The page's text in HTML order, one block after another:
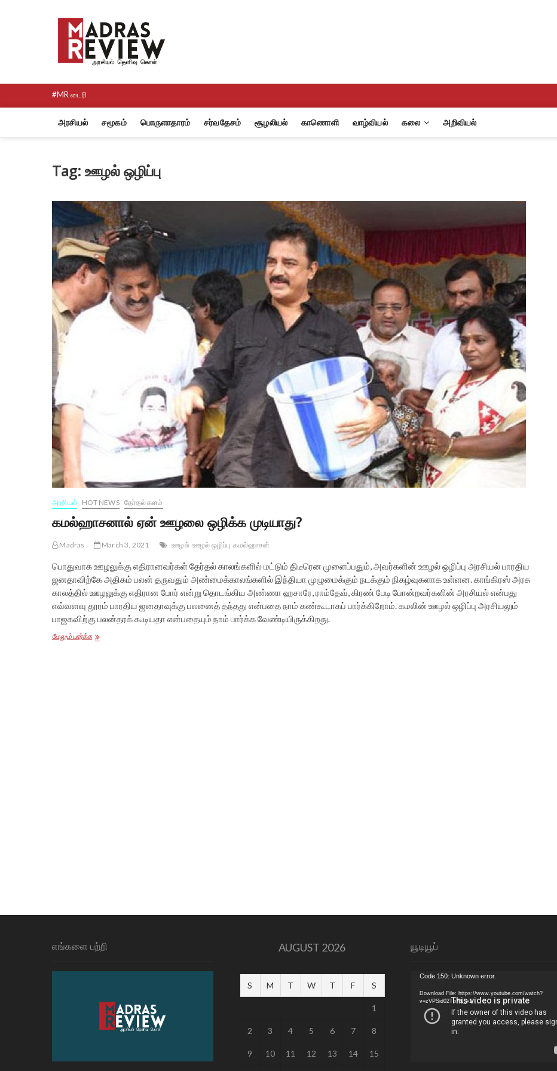
Madras Review
#MR டைரி
அரசியல் சமூகம் பொருளாதாரம் சர்வதேசம் சூழலியல் காணொளி வாழ்வியல் கலை அறிவியல்
Tag: ஊழல் ஒழிப்பு
அரசியல் HOT NEWS தேர்தல் களம்
கமல்ஹாசனால் ஏன் ஊழலை ஒழிக்க முடியாது?
Madras March 3, 2021 ஊழல் ஊழல் ஒழிப்பு கமல்ஹாசன்
பொதுவாக ஊழலுக்கு எதிரானவர்கள் தேர்தல் காலங்களில் மட்டும் திடீரென முளைப்பதும், அவர்களின் ஊழல் ஒழிப்பு அரசியல் பாரதிய
ஜனதாவிற்கே அதிகம் பலன் தருவதும் அண்மைக்காலங்களில் இந்தியா முழுமைக்கும் நடக்கும் நிகழ்வுகளாக உள்ளன. காங்கிரஸ் அரசு
காலத்தில் ஊழலுக்கு எதிரான போர் என்று தொடங்கிய அண்ணா ஹசாரே, ராம்தேவ், கிரண் பேடி போன்றவர்களின் அரசியல் என்பது
எவ்வளவு தூரம் பாரதிய ஜனதாவுக்கு பலனைத் தந்தது என்பதை நாம் கண்கூடாகப் பார்க்கிறோம். கமலின் ஊழல் ஒழிப்பு அரசியலும்
பாஜகவிற்கு பலன்தரக் கூடியதா என்பதையும் நாம் பார்க்க வேண்டியிருக்கிறது.
மேலும் பார்க்ககமல்ஹாசனால்
எங்களை பற்றி AUGUST 2026
S M T W T F S
1
2 3 4 5 6 7 8
9 10 11 12 13 14 15
யூடியூப்
Video
Player
Code 150: Unknown error.
Download File: https://www.youtube.com/watch?
v=zVPSid02TbY&_=1